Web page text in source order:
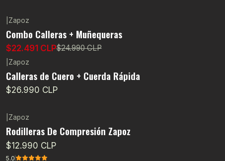
-10%
Zapoz
Combo Calleras + Muñequeras
$22.491 CLP$24.990 CLP
Zapoz
Calleras de Cuero + Cuerda Rápida
$26.990 CLP
Zapoz
Rodilleras De Compresión Zapoz
$12.990 CLP
5.0